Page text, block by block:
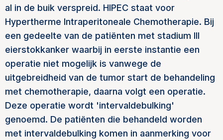
al in de buik verspreid. HIPEC staat voor
Hypertherme Intraperitoneale Chemotherapie. Bij
een gedeelte van de patiënten met stadium III
eierstokkanker waarbij in eerste instantie een
operatie niet mogelijk is vanwege de
uitgebreidheid van de tumor start de behandeling
met chemotherapie, daarna volgt een operatie.
Deze operatie wordt 'intervaldebulking'
genoemd. De patiënten die behandeld worden
met intervaldebulking komen in aanmerking voor